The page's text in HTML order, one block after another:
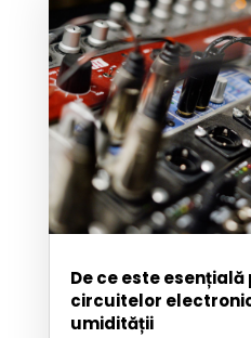
De ce este
circuitelor
umidității